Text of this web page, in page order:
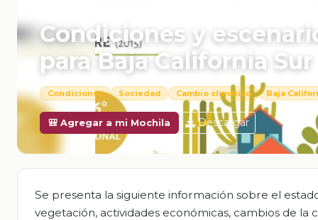
Condiciones y
para Baja California Sur
Condiciones Sociedad Cambio climático Baja
🎒 Agregar a mi Mochila Descargar
Se presenta la siguiente información sobre el
vegetación, actividades económicas, cambios de